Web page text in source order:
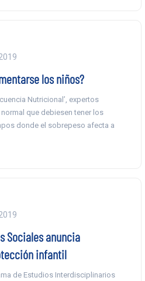
los niños?
Nutricional’, expertos
que debiesen tener los
donde el sobrepeso afecta a
Sociales anuncia
infantil
de Estudios Interdisciplinarios